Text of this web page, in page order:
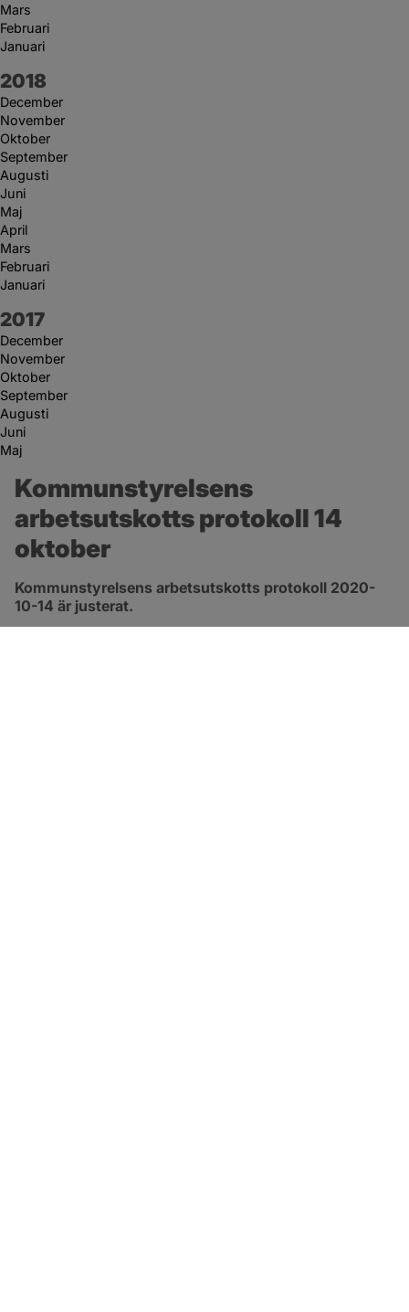
Mars
Februari
Januari
År:
2018
December
November
Oktober
September
Augusti
Juni
Maj
April
Mars
Februari
Januari
År:
2017
December
November
Oktober
September
Augusti
Juni
Maj
Kommunstyrelsens
arbetsutskotts protokoll 14
oktober
Kommunstyrelsens arbetsutskotts protokoll 2020-
10-14 är justerat.